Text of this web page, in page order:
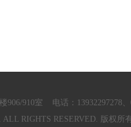
910室 电话：13932297278
ALL RIGHTS RESERVED. 版权